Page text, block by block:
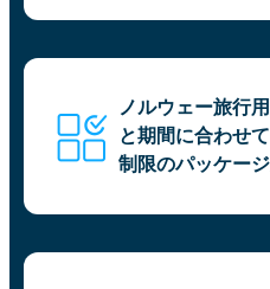
ノルウェー旅行
と期間に合わせ
制限のパッケー